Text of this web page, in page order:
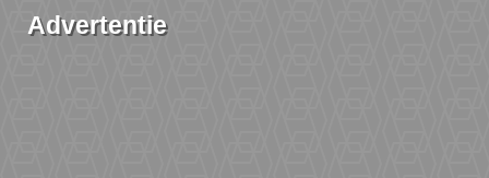
Advertentie